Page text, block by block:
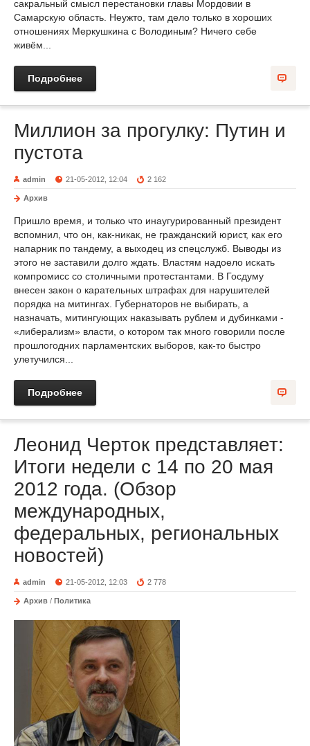
сакральный смысл перестановки главы Мордовии в
Самарскую область. Неужто, там дело только в хороших
отношениях Меркушкина с Володиным? Ничего себе
живём...
Подробнее
Миллион за прогулку: Путин и
пустота
admin 21-05-2012, 12:04 2 162
Архив
Пришло время, и только что инаугурированный президент
вспомнил, что он, как-никак, не гражданский юрист, как его
напарник по тандему, а выходец из спецслужб. Выводы из
этого не заставили долго ждать. Властям надоело искать
компромисс со столичными протестантами. В Госдуму
внесен закон о карательных штрафах для нарушителей
порядка на митингах. Губернаторов не выбирать, а
назначать, митингующих наказывать рублем и дубинками -
«либерализм» власти, о котором так много говорили после
прошлогодних парламентских выборов, как-то быстро
улетучился...
Подробнее
Леонид Черток представляет:
Итоги недели с 14 по 20 мая
2012 года. (Обзор
международных,
федеральных, региональных
новостей)
admin 21-05-2012, 12:03 2 778
Архив / Политика